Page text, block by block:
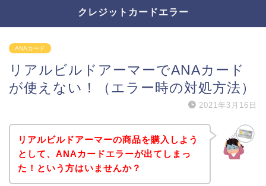
クレジットカードエラー
ANAカード
リアルビルドアーマーでANAカード
が使えない！（エラー時の対処方法）
2021年3月16日
リアルビルドアーマーの商品を購入しよう
として、ANAカードエラーが出てしまっ
た！という方はいませんか？